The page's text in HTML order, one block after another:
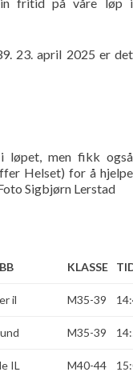
23. april 2025 er det
løpet, men fikk også
Helset) for å hjelpe
Sigbjørn Lerstad
KLASSE
il M35-39
M35-39
IL M40-44